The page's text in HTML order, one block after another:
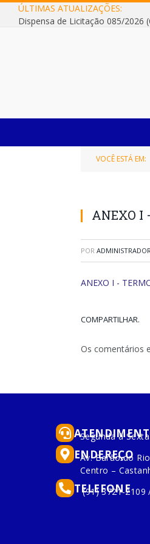
ÚLTIMAS ATUALIZAÇÕES:
VOCÊ ESTÁ EM:
ANEXO I
POR
ANEXO I -
COMPARTILHAR.
Os comentários
Segunda à
ENDEREÇO
Av. Barão do
Centro –
TELEFONE
(91) 3721-2109